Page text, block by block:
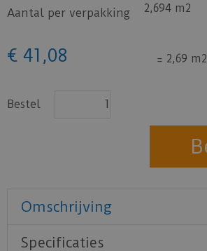
Aantal per verpakking 2,694 m2
€ 41 ,08 = 2,69 m2
Bestel
Omschrijving
Specificaties